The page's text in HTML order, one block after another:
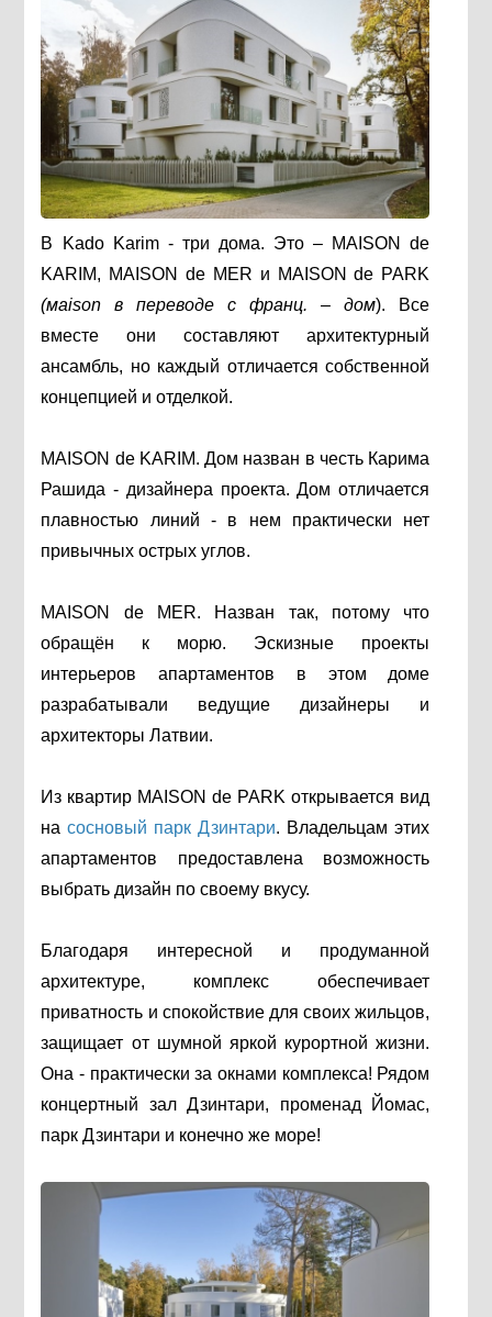
В Kado Karim - три дома. Это – MAISON de
KARIM, MAISON de MER и MAISON de PARK
(мaison в переводе с франц.
– дом). Все
вместе они составляют архитектурный
ансамбль, но каждый отличается собственной
концепцией и отделкой.
MAISON de KARIM. Дом назван в честь Карима
Рашида - дизайнера проекта. Дом отличается
плавностью линий - в нем практически нет
привычных острых углов.
MAISON de MER. Назван так, потому что
обращён к морю. Эскизные проекты
интерьеров апартаментов в этом доме
разрабатывали ведущие дизайнеры и
архитекторы Латвии.
Из квартир MAISON de PARK открывается вид
насосновый парк Дзинтари. Владельцам этих
апартаментов предоставлена возможность
выбрать дизайн по своему вкусу.
Благодаря интересной и продуманной
архитектуре, комплекс обеспечивает
приватность и спокойствие для своих жильцов,
защищает от шумной яркой курортной жизни.
Она - практически за окнами комплекса! Рядом
концертный зал Дзинтари, променад Йомас,
парк Дзинтари и конечно же море!